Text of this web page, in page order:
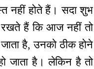
नहीं होते हैं। सदा शुभ
रखते हैं कि आज नहीं तो
है, उनको ठीक होने
जाता है। लेकिन है तो